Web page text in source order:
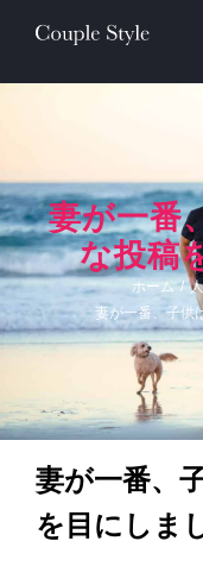
content
妻が一番
な投稿
ホーム /
妻が一番、子供
妻が一番、
を目にしま